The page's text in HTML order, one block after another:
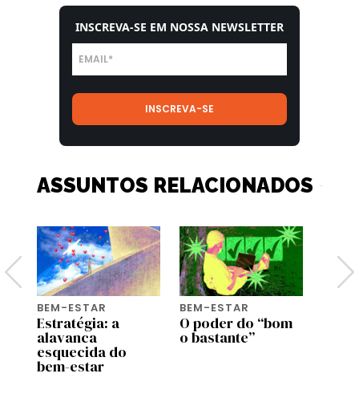
INSCREVA-SE EM NOSSA NEWSLETTER
ASSUNTOS RELACIONADOS
BEM-ESTAR
Estratégia: a
alavanca
esquecida do
bem-estar
BEM-ESTAR
O poder do “bom
o bastante”